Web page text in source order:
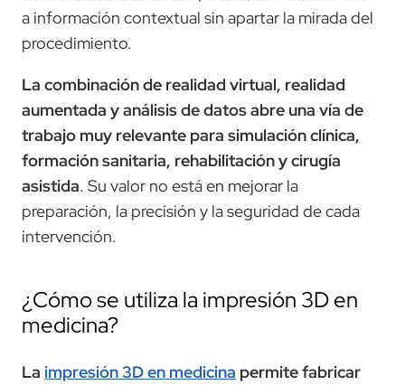
a información contextual sin apartar la mirada del
procedimiento.
La combinación de realidad virtual, realidad
aumentada y análisis de datos abre una vía de
trabajo muy relevante para simulación clínica,
formación sanitaria, rehabilitación y cirugía
asistida. Su valor no está en mejorar la
preparación, la precisión y la seguridad de cada
intervención.
¿Cómo se utiliza la impresión 3D en
medicina?
La impresión 3D en medicina permite fabricar